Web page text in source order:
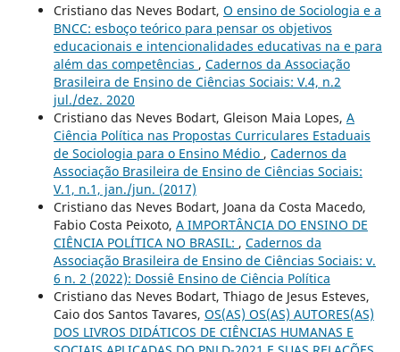
Cristiano das Neves Bodart, O ensino de Sociologia e a
BNCC: esboço teórico para pensar os objetivos
educacionais e intencionalidades educativas na e para
além das competências , Cadernos da Associação
Brasileira de Ensino de Ciências Sociais: V.4, n.2
jul./dez. 2020
Cristiano das Neves Bodart, Gleison Maia Lopes, A
Ciência Política nas Propostas Curriculares Estaduais
de Sociologia para o Ensino Médio , Cadernos da
Associação Brasileira de Ensino de Ciências Sociais:
V.1, n.1, jan./jun. (2017)
Cristiano das Neves Bodart, Joana da Costa Macedo,
Fabio Costa Peixoto, A IMPORTÂNCIA DO ENSINO DE
CIÊNCIA POLÍTICA NO BRASIL: , Cadernos da
Associação Brasileira de Ensino de Ciências Sociais: v.
6 n. 2 (2022): Dossiê Ensino de Ciência Política
Cristiano das Neves Bodart, Thiago de Jesus Esteves,
Caio dos Santos Tavares, OS(AS) OS(AS) AUTORES(AS)
DOS LIVROS DIDÁTICOS DE CIÊNCIAS HUMANAS E